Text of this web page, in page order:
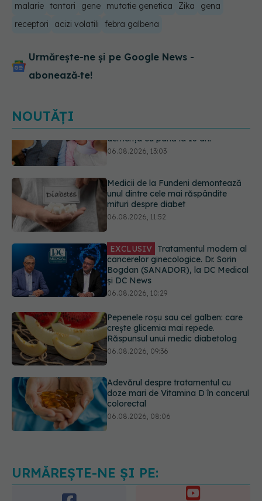
malarie tantari gene mutatie genetica Zika
gena
receptori
acizi volatili febra galbena
Urmărește-ne și pe Google News -
abonează‑te!
NOUTĂȚI
Medicii de la Fundeni demontează
mituri despre diabet
06.08.2026, 11:52
EXCLUSIV Tratamentul modern al
Bogdan (SANADOR), la DC Medical
și DC News
06.08.2026, 10:29
Pepenele roșu sau cel galben: care
Răspunsul unui medic diabetolog
06.08.2026, 09:36
Adevărul despre tratamentul cu
colorectal
06.08.2026, 08:06
Trei lucruri pe care trebuie să le faci
URMĂREȘTE-NE ȘI PE: